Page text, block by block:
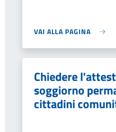
VAI ALLA PAGINA
Chiedere
soggiorno
cittadini